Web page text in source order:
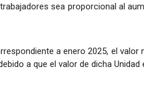
sea proporcional al
a enero 2025, el
a que el valor de dicha